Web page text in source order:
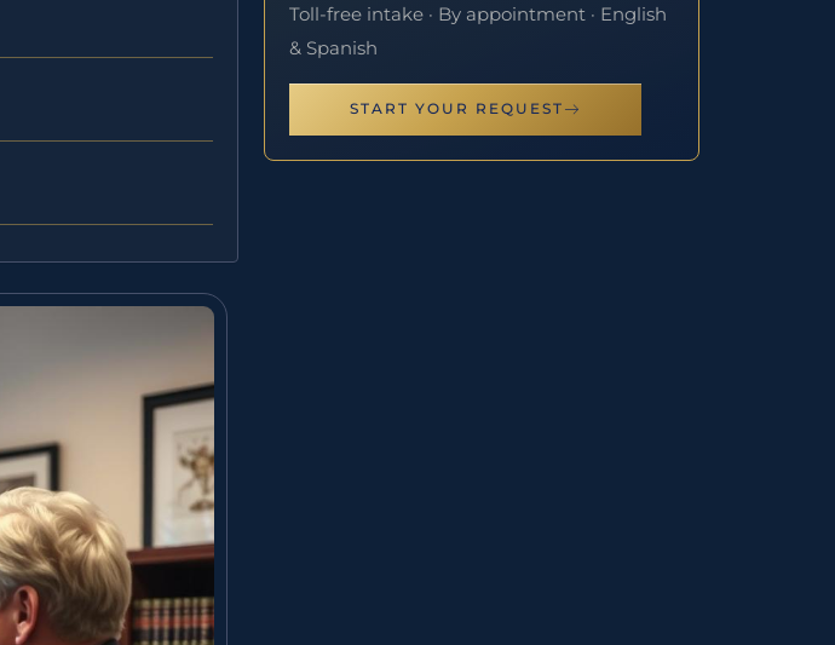
Toll-free intake · By appointment · English
& Spanish
START YOUR REQUEST